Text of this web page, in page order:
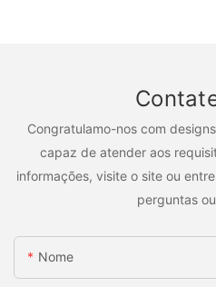
Congratulamo-nos com
capaz de atender aos
informações, visite o site ou
perguntas
Nome